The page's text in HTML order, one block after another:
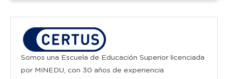
Somos una Escuela de Educación Superior licenciada
por MINEDU, con 30 años de experiencia